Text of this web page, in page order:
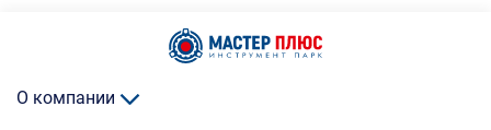
О компании